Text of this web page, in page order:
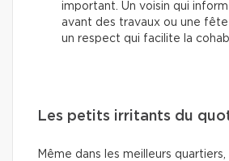
important. Un voisin qui
avant des travaux ou une
un respect qui facilite la
Les petits irritants du
Même dans les meilleurs